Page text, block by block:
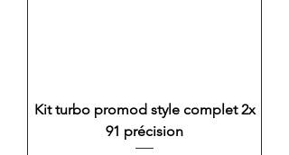
Kit turbo promod style complet 2x
91 précision